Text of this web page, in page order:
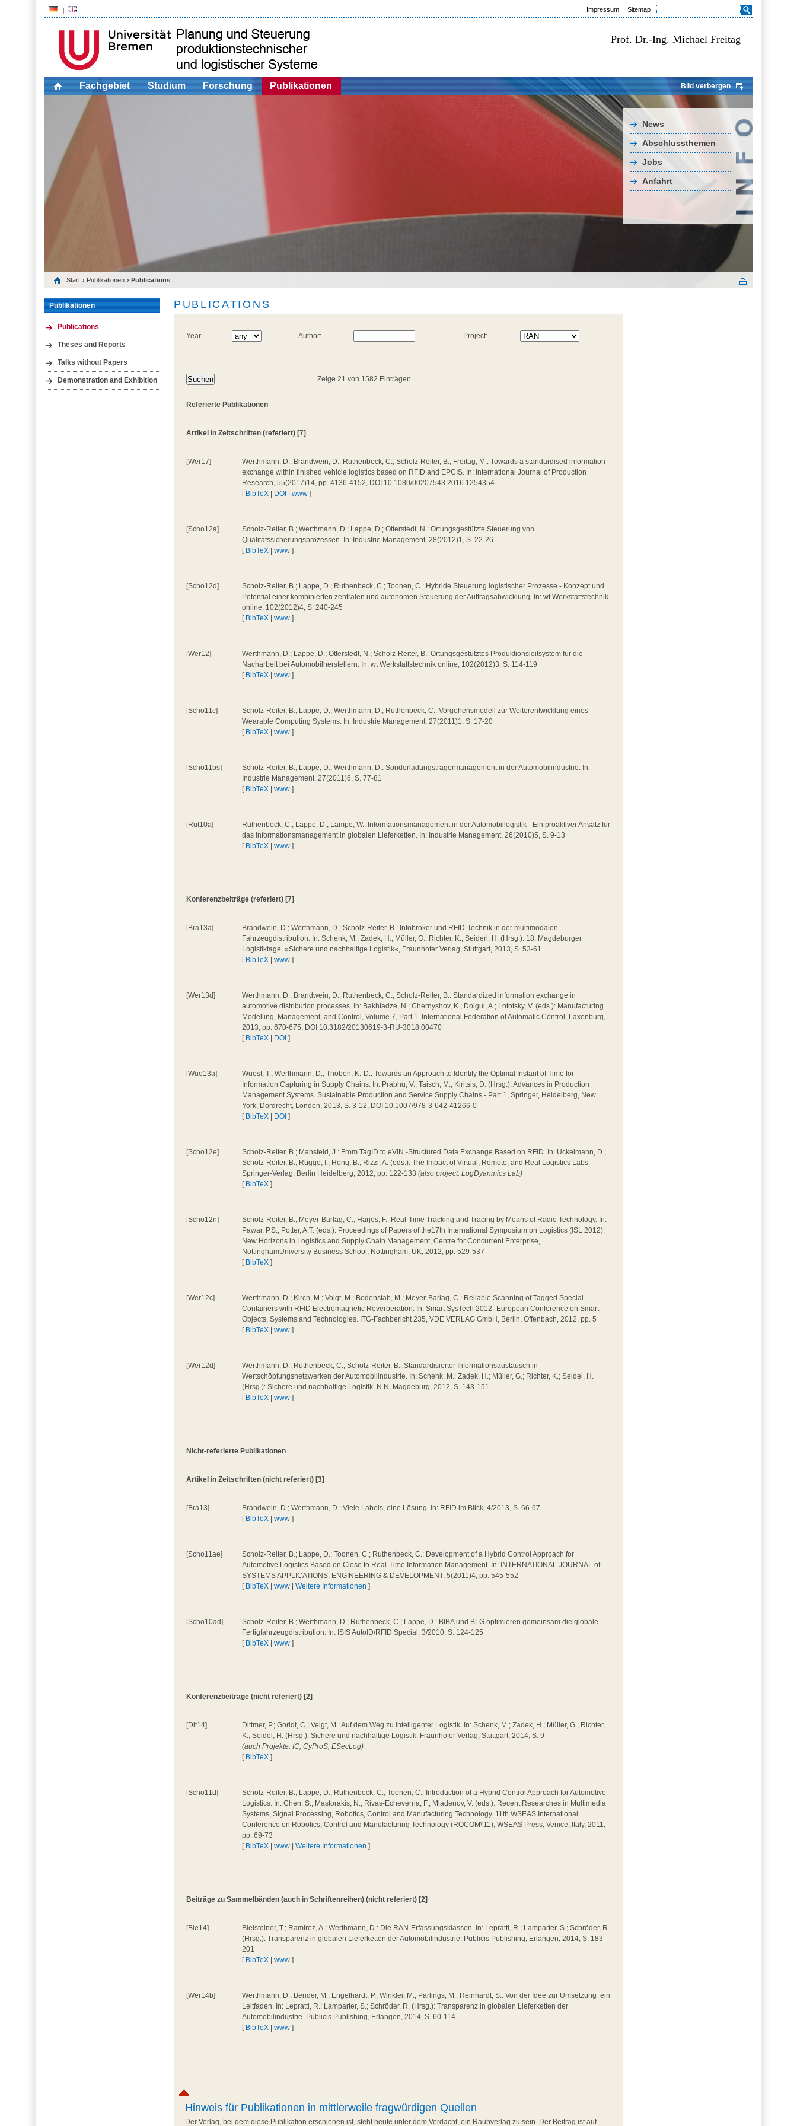
Impressum Sitemap
Prof. Dr.-Ing. Michael Freitag
Fachgebiet Studium Forschung Publikationen Bild verbergen
News
Abschlussthemen
Jobs
Anfahrt
Start › Publikationen › Publications
Publikationen
Publications
Theses and Reports
Talks without Papers
Demonstration and Exhibition
PUBLICATIONS
Year: Author: Project:
Zeige 21 von 1582 Einträgen
Referierte Publikationen
Artikel in Zeitschriften (referiert) [7]
[Wer17]
Werthmann, D.; Brandwein, D.; Ruthenbeck, C.; Scholz-Reiter, B.; Freitag, M.: Towards a standardised information
exchange within finished vehicle logistics based on RFID and EPCIS. In: International Journal of Production
Research, 55(2017)14, pp. 4136-4152, DOI 10.1080/00207543.2016.1254354
[ BibTeX DOI |www ]
[Scho12a]
Scholz-Reiter, B.; Werthmann, D.; Lappe, D.; Otterstedt, N.: Ortungsgestützte Steuerung von
Qualitätssicherungsprozessen. In: Industrie Management, 28(2012)1, S. 22-26
[ BibTeX |www ]
[Scho12d]
Scholz-Reiter, B.; Lappe, D.; Ruthenbeck, C.; Toonen, C.: Hybride Steuerung logistischer Prozesse - Konzept und
Potential einer kombinierten zentralen und autonomen Steuerung der Auftragsabwicklung. In: wt Werkstattstechnik
online, 102(2012)4, S. 240-245
[ BibTeX |www ]
[Wer12]
Werthmann, D.; Lappe, D.; Otterstedt, N.; Scholz-Reiter, B.: Ortungsgestütztes Produktionsleitsystem für die
Nacharbeit bei Automobilherstellern. In: wt Werkstattstechnik online, 102(2012)3, S. 114-119
[ BibTeX |www ]
[Scho11c]
Scholz-Reiter, B.; Lappe, D.; Werthmann, D.; Ruthenbeck, C.: Vorgehensmodell zur Weiterentwicklung eines
Wearable Computing Systems. In: Industrie Management, 27(2011)1, S. 17-20
[ BibTeX |www ]
[Scho11bs]
Scholz-Reiter, B.; Lappe, D.; Werthmann, D.: Sonderladungsträgermanagement in der Automobilindustrie. In:
Industrie Management, 27(2011)6, S. 77-81
[ BibTeX |www ]
[Rut10a]
Ruthenbeck, C.; Lappe, D.; Lampe, W.: Informationsmanagement in der Automobillogistik - Ein proaktiver Ansatz für
das Informationsmanagement in globalen Lieferketten. In: Industrie Management, 26(2010)5, S. 9-13
[ BibTeX |www ]
Konferenzbeiträge (referiert) [7]
[Bra13a]
Brandwein, D.; Werthmann, D.; Scholz-Reiter, B.: Infobroker und RFID-Technik in der multimodalen
Fahrzeugdistribution. In: Schenk, M.; Zadek, H.; Müller, G.; Richter, K.; Seiderl, H. (Hrsg.): 18. Magdeburger
Logistiktage. »Sichere und nachhaltige Logistik«, Fraunhofer Verlag, Stuttgart, 2013, S. 53-61
[ BibTeX |www ]
[Wer13d]
Werthmann, D.; Brandwein, D.; Ruthenbeck, C.; Scholz-Reiter, B.: Standardized information exchange in
automotive distribution processes. In: Bakhtadze, N.; Chernyshov, K.; Dolgui, A.; Lototsky, V. (eds.): Manufacturing
Modelling, Management, and Control, Volume 7, Part 1. International Federation of Automatic Control, Laxenburg,
2013, pp. 670-675, DOI 10.3182/20130619-3-RU-3018.00470
[ BibTeX DOI ]
[Wue13a]
Wuest, T.; Werthmann, D.; Thoben, K.-D.: Towards an Approach to Identify the Optimal Instant of Time for
Information Capturing in Supply Chains. In: Prabhu, V.; Taisch, M.; Kiritsis, D. (Hrsg.): Advances in Production
Management Systems. Sustainable Production and Service Supply Chains - Part 1, Springer, Heidelberg, New
York, Dordrecht, London, 2013, S. 3-12, DOI 10.1007/978-3-642-41266-0
[ BibTeX DOI ]
[Scho12e]
Scholz-Reiter, B.; Mansfeld, J.: From TagID to eVIN -Structured Data Exchange Based on RFID. In: Uckelmann, D.;
Scholz-Reiter, B.; Rügge, I.; Hong, B.; Rizzi, A. (eds.): The Impact of Virtual, Remote, and Real Logistics Labs.
Springer-Verlag, Berlin Heidelberg, 2012, pp. 122-133(also project: LogDyanmics Lab)
[ BibTeX ]
[Scho12n]
Scholz-Reiter, B.; Meyer-Barlag, C.; Harjes, F.: Real-Time Tracking and Tracing by Means of Radio Technology. In:
Pawar, P.S.; Potter, A.T. (eds.): Proceedings of Papers of the17th International Symposium on Logistics (ISL 2012).
New Horizons in Logistics and Supply Chain Management, Centre for Concurrent Enterprise,
NottinghamUniversity Business School, Nottingham, UK, 2012, pp. 529-537
[ BibTeX ]
[Wer12c]
Werthmann, D.; Kirch, M.; Voigt, M.; Bodenstab, M.; Meyer-Barlag, C.: Reliable Scanning of Tagged Special
Containers with RFID Electromagnetic Reverberation. In: Smart SysTech 2012 -European Conference on Smart
Objects, Systems and Technologies. ITG-Fachbericht 235, VDE VERLAG GmbH, Berlin, Offenbach, 2012, pp. 5
[ BibTeX |www ]
[Wer12d]
Werthmann, D.; Ruthenbeck, C.; Scholz-Reiter, B.: Standardisierter Informationsaustausch in
Wertschöpfungsnetzwerken der Automobilindustrie. In: Schenk, M.; Zadek, H.; Müller, G.; Richter, K.; Seidel, H.
(Hrsg.): Sichere und nachhaltige Logistik. N.N, Magdeburg, 2012, S. 143-151
[ BibTeX |www ]
Nicht-referierte Publikationen
Artikel in Zeitschriften (nicht referiert) [3]
[Bra13]
Brandwein, D.; Werthmann, D.: Viele Labels, eine Lösung. In: RFID im Blick, 4/2013, S. 66-67
[ BibTeX |www ]
[Scho11ae]
Scholz-Reiter, B.; Lappe, D.; Toonen, C.; Ruthenbeck, C.: Development of a Hybrid Control Approach for
Automotive Logistics Based on Close to Real-Time Information Management. In: INTERNATIONAL JOURNAL of
SYSTEMS APPLICATIONS, ENGINEERING & DEVELOPMENT, 5(2011)4, pp. 545-552
[ BibTeX |www |Weitere Informationen ]
[Scho10ad]
Scholz-Reiter, B.; Werthmann, D.; Ruthenbeck, C.; Lappe, D.: BIBA und BLG optimieren gemeinsam die globale
Fertigfahrzeugdistribution. In: ISIS AutoID/RFID Special, 3/2010, S. 124-125
[ BibTeX |www ]
Konferenzbeiträge (nicht referiert) [2]
[Dit14]
Dittmer, P.; Gorldt, C.; Veigt, M.: Auf dem Weg zu intelligenter Logistik. In: Schenk, M.; Zadek, H.; Müller, G.; Richter,
K.; Seidel, H. (Hrsg.): Sichere und nachhaltige Logistik. Fraunhofer Verlag, Stuttgart, 2014, S. 9
(auch Projekte: IC, CyProS, ESecLog)
[ BibTeX ]
[Scho11d]
Scholz-Reiter, B.; Lappe, D.; Ruthenbeck, C.; Toonen, C.: Introduction of a Hybrid Control Approach for Automotive
Logistics. In: Chen, S.; Mastorakis, N.; Rivas-Echeverria, F.; Mladenov, V. (eds.): Recent Researches in Multimedia
Systems, Signal Processing, Robotics, Control and Manufacturing Technology. 11th WSEAS International
Conference on Robotics, Control and Manufacturing Technology (ROCOM\'11), WSEAS Press, Venice, Italy, 2011,
pp. 69-73
[ BibTeX |www |Weitere Informationen ]
Beiträge zu Sammelbänden (auch in Schriftenreihen) (nicht referiert) [2]
[Ble14]
Bleisteiner, T.; Ramirez, A.; Werthmann, D.: Die RAN-Erfassungsklassen. In: Lepratti, R.; Lamparter, S.; Schröder, R.
(Hrsg.): Transparenz in globalen Lieferketten der Automobilindustrie. Publicis Publishing, Erlangen, 2014, S. 183-
201
[ BibTeX |www ]
[Wer14b]
Werthmann, D.; Bender, M.; Engelhardt, P.; Winkler, M.; Parlings, M.; Reinhardt, S.: Von der Idee zur Umsetzung  ein
Leitfaden. In: Lepratti, R.; Lamparter, S.; Schröder, R. (Hrsg.): Transparenz in globalen Lieferketten der
Automobilindustrie. Publicis Publishing, Erlangen, 2014, S. 60-114
[ BibTeX |www ]
Hinweis für Publikationen in mittlerweile fragwürdigen Quellen
Der Verlag, bei dem diese Publikation erschienen ist, steht heute unter dem Verdacht, ein Raubverlag zu sein. Der Beitrag ist auf